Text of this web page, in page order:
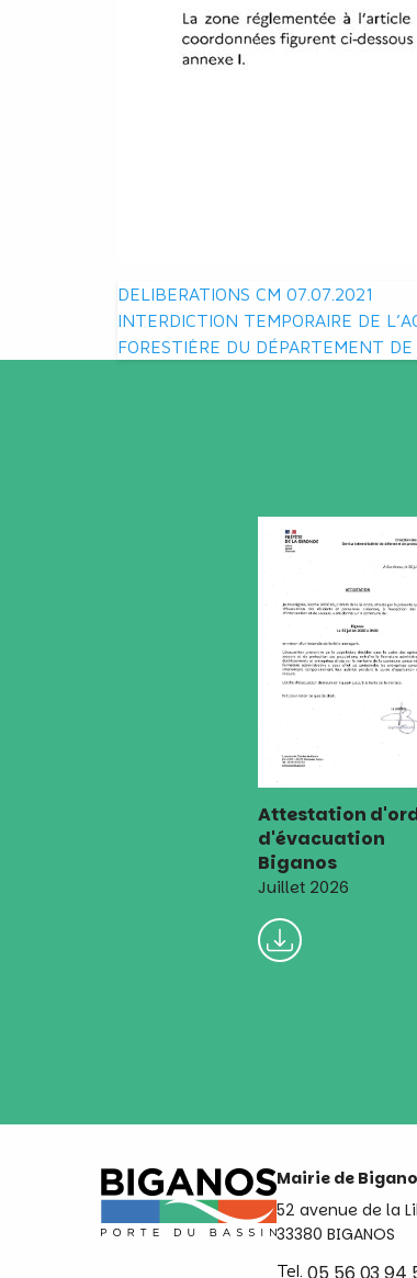
Navigation
de
DELIBERATIONS CM 07.07.2021
INTERDICTION TEMPORAIRE DE
FORESTIÈRE DU DÉPARTEMENT
Attestation
d'évacuation
Biganos
Juillet 2026
Mairie de
52 avenue de la
33380 BIGANOS
Tel.